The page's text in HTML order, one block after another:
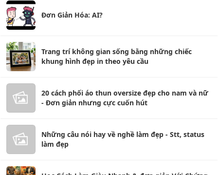
Đơn Giản Hóa: AI?
Trang trí không gian sống bằng những chiếc
khung hình đẹp in theo yêu cầu
20 cách phối áo thun oversize đẹp cho nam và nữ
- Đơn giản nhưng cực cuốn hút
Những câu nói hay về nghề làm đẹp - Stt, status
làm đẹp